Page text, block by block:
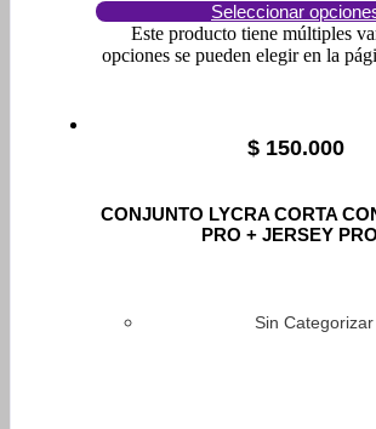
Seleccionar
Este producto tiene múltiples
opciones se pueden elegir en la
$ 150.000
CONJUNTO LYCRA CORTA
PRO + JERSEY PRO
Sin Categorizar